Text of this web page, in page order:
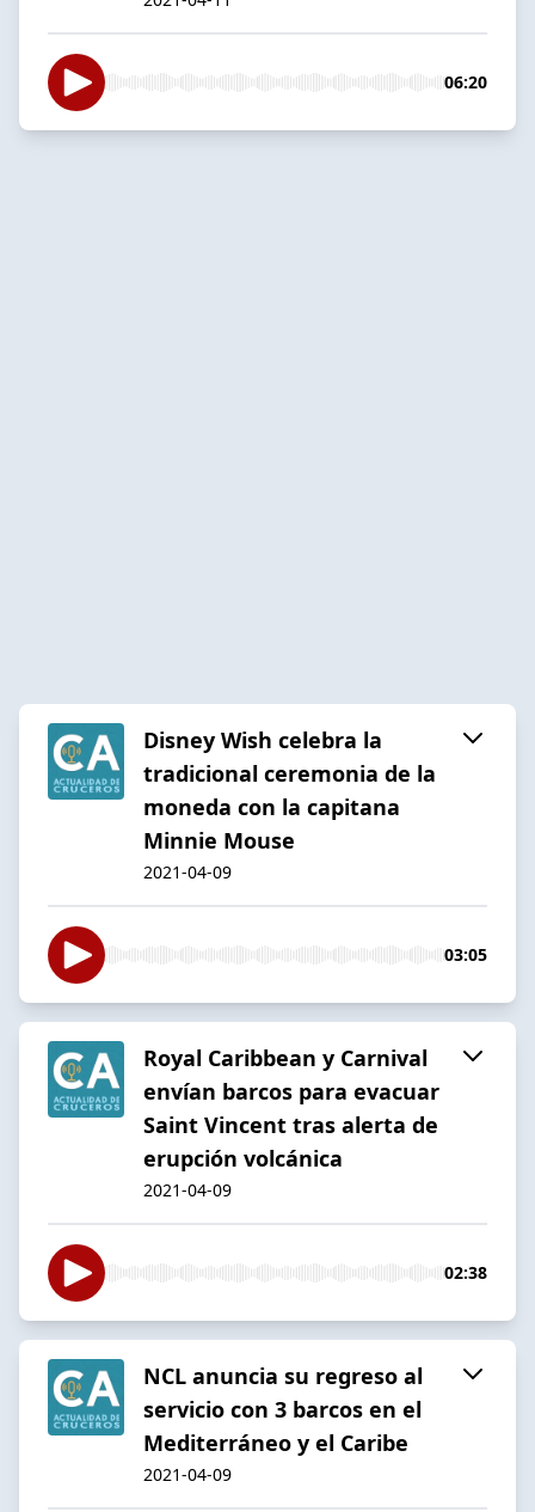
06:20
Disney Wish celebra la
tradicional ceremonia de la
moneda con la capitana
Minnie Mouse
2021-04-09
03:05
Royal Caribbean y Carnival
envían barcos para evacuar
Saint Vincent tras alerta de
erupción volcánica
2021-04-09
02:38
NCL anuncia su regreso al
servicio con 3 barcos en el
Mediterráneo y el Caribe
2021-04-09